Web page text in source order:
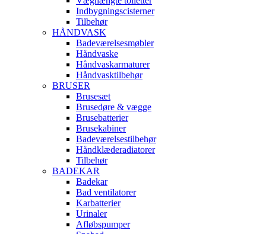
Indbygningscisterner
Tilbehør
HÅNDVASK
Badeværelsesmøbler
Håndvaske
Håndvaskarmaturer
Håndvasktilbehør
BRUSER
Brusesæt
Brusedøre & vægge
Brusebatterier
Brusekabiner
Badeværelsestilbehør
Håndklæderadiatorer
Tilbehør
BADEKAR
Badekar
Bad ventilatorer
Karbatterier
Urinaler
Afløbspumper